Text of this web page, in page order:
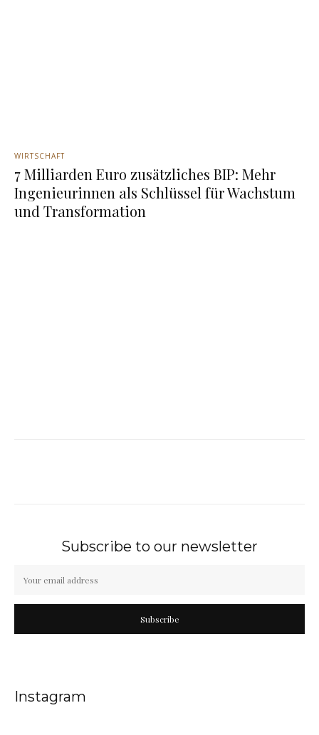
WIRTSCHAFT
7 Milliarden Euro zusätzliches BIP: Mehr
Ingenieurinnen als Schlüssel für Wachstum
und Transformation
Subscribe to our newsletter
Subscribe
Instagram